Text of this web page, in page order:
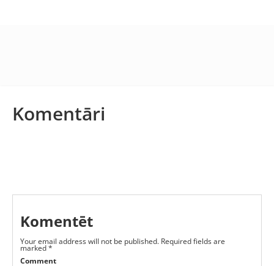
Komentāri
Komentēt
Your email address will not be published. Required fields are
marked*
Comment